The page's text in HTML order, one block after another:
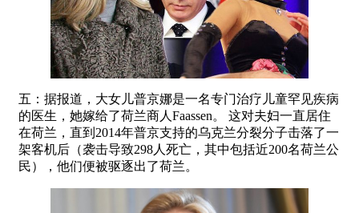
五：据报道，大女儿普京娜是一名专门治疗儿童罕见疾病
的医生，她嫁给了荷兰商人Faassen。 这对夫妇一直居住
在荷兰，直到2014年普京支持的乌克兰分裂分子击落了一
架客机后（袭击导致298人死亡，其中包括近200名荷兰公
民），他们便被驱逐出了荷兰。